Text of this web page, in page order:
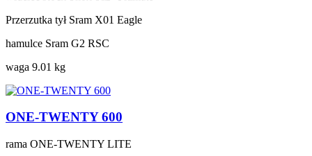
Przerzutka tył Sram X01 Eagle
hamulce Sram G2 RSC
waga 9.01 kg
ONE-TWENTY 600
rama ONE-TWENTY LITE